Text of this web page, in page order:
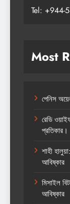
Tel: +944-
Most
পেনিস
রেডি
প্রতিকার।
শাহী
আবিষ্কার
মিসাইল
আবিষ্কার